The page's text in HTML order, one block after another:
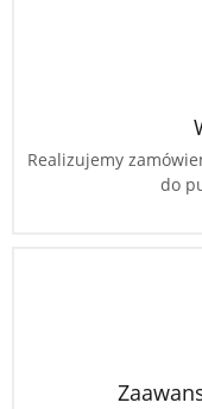
Realizujemy
do